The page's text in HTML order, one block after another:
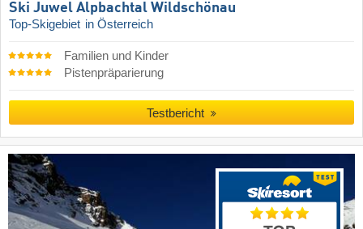
Ski Juwel Alpbachtal Wildschönau
Top-Skigebiet in Österreich
Familien und Kinder
Pistenpräparierung
Testbericht